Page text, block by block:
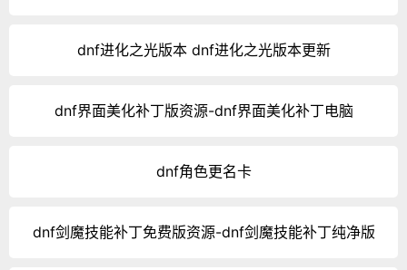
dnf进化之光版本 dnf进化之光版本更新
dnf界面美化补丁版资源-dnf界面美化补丁电脑
dnf角色更名卡
dnf剑魔技能补丁免费版资源-dnf剑魔技能补丁纯净版